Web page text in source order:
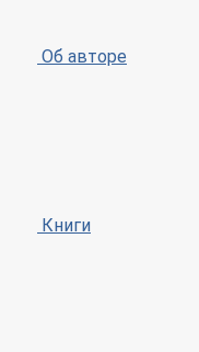
Об авторе
Книги